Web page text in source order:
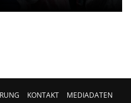
KONTAKT MEDIADATEN